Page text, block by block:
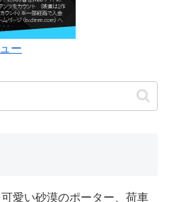
ュー
愛い砂漠のポーター、荷車